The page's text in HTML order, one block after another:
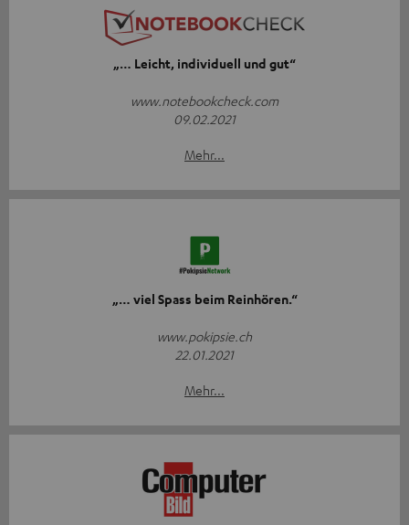
„… Leicht, individuell und gut“
www.notebookcheck.com
09.02.2021
Mehr...
„… viel Spass beim Reinhören.“
www.pokipsie.ch
22.01.2021
Mehr...